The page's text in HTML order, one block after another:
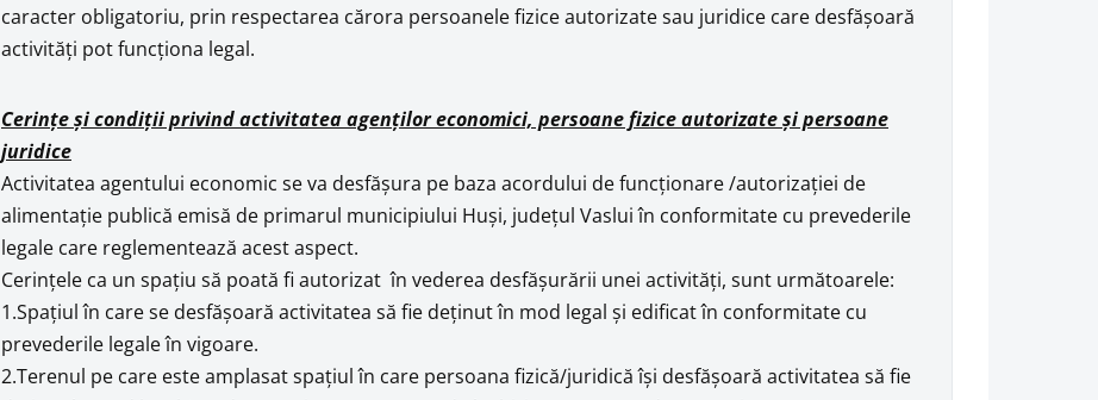
caracter obligatoriu, prin respectarea cărora persoanele fizice autorizate sau juridice care desfăşoară
activităţi pot funcţiona legal.
Cerinţe şi condiţii privind activitatea agenţilor economici, persoane fizice autorizate şi persoane
juridice
Activitatea agentului economic se va desfăşura pe baza acordului de funcţionare /autorizaţiei de
alimentaţie publică emisă de primarul municipiului Huşi, judeţul Vaslui în conformitate cu prevederile
legale care reglementează acest aspect.
Cerinţele ca un spaţiu să poată fi autorizat în vederea desfăşurării unei activităţi, sunt următoarele:
1.Spaţiul în care se desfăşoară activitatea să fie deţinut în mod legal şi edificat în conformitate cu
prevederile legale în vigoare.
2.Terenul pe care este amplasat spaţiul în care persoana fizică/juridică îşi desfăşoară activitatea să fie